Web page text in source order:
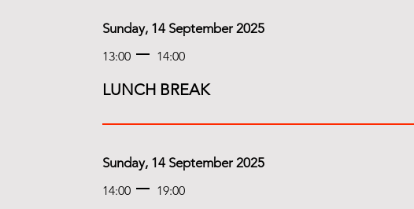
Sunday, 14 September 2025
13:00 14:00
LUNCH BREAK
Sunday, 14 September 2025
14:00 19:00